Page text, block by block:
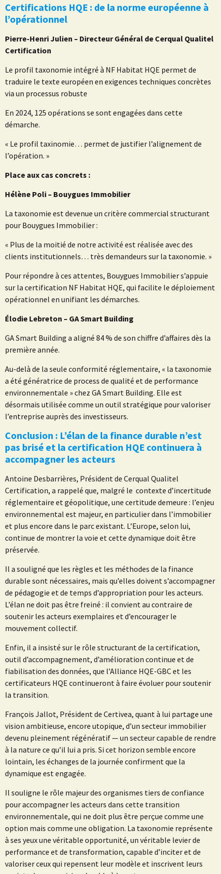
Certifications HQE : de la norme européenne à
l’opérationnel
Pierre-Henri Julien – Directeur Général de Cerqual Qualitel
Certification
Le profil taxonomie intégré à NF Habitat HQE permet de
traduire le texte européen en exigences techniques concrètes
via un processus robuste
En 2024, 125 opérations se sont engagées dans cette
démarche.
« Le profil taxinomie… permet de justifier l’alignement de
l’opération. »
Place aux cas concrets :
Hélène Poli – Bouygues Immobilier
La taxonomie est devenue un critère commercial structurant
pour Bouygues Immobilier :
« Plus de la moitié de notre activité est réalisée avec des
clients institutionnels… très demandeurs sur la taxonomie. »
Pour répondre à ces attentes, Bouygues Immobilier s’appuie
sur la certification NF Habitat HQE, qui facilite le déploiement
opérationnel en unifiant les démarches.
Élodie Lebreton – GA Smart Building
GA Smart Building a aligné 84 % de son chiffre d’affaires dès la
première année.
Au-delà de la seule conformité réglementaire, « la taxonomie
a été génératrice de process de qualité et de performance
environnementale » chez GA Smart Building. Elle est
désormais utilisée comme un outil stratégique pour valoriser
l’entreprise auprès des investisseurs.
Conclusion : L’élan de la finance durable n’est
pas brisé et la certification HQE continuera à
accompagner les acteurs
Antoine Desbarrières, Président de Cerqual Qualitel
Certification, a rappelé que, malgré le contexte d’incertitude
réglementaire et géopolitique, une certitude demeure : l’enjeu
environnemental est majeur, en particulier dans l’immobilier
et plus encore dans le parc existant. L’Europe, selon lui,
continue de montrer la voie et cette dynamique doit être
préservée.
Il a souligné que les règles et les méthodes de la finance
durable sont nécessaires, mais qu’elles doivent s’accompagner
de pédagogie et de temps d’appropriation pour les acteurs.
L’élan ne doit pas être freiné : il convient au contraire de
soutenir les acteurs exemplaires et d’encourager le
mouvement collectif.
Enfin, il a insisté sur le rôle structurant de la certification,
outil d’accompagnement, d’amélioration continue et de
fiabilisation des données, que l’Alliance HQE-GBC et les
certificateurs HQE continueront à faire évoluer pour soutenir
la transition.
François Jallot, Président de Certivea, quant à lui partage une
vision ambitieuse, encore utopique, d’un secteur immobilier
devenu pleinement régénératif — un secteur capable de rendre
à la nature ce qu’il lui a pris. Si cet horizon semble encore
lointain, les échanges de la journée confirment que la
dynamique est engagée.
Il souligne le rôle majeur des organismes tiers de confiance
pour accompagner les acteurs dans cette transition
environnementale, qui ne doit plus être perçue comme une
option mais comme une obligation. La taxonomie représente
à ses yeux une véritable opportunité, un véritable levier de
performance et de transformation, capable d’inciter et de
valoriser ceux qui repensent leur modèle et inscrivent leurs